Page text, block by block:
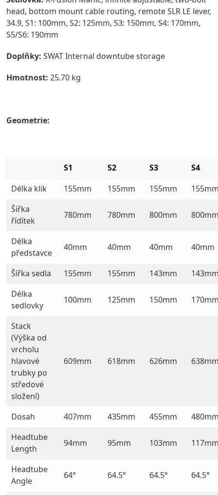
head, bottom mount cable routing, remote SLR LE lever,
34.9, S1: 100mm, S2: 125mm, S3: 150mm, S4: 170mm,
S5/S6: 190mm
Doplňky: SWAT Internal downtube storage
Hmotnost: 25.70 kg
Geometrie:
S1 S2 S3
S4
Délka klik
155mm 155mm 155mm
Šířka
řídítek
780mm 780mm 800mm
Délka
představce
40mm 40mm 40mm 40mm
Šířka sedla 155mm 155mm 143mm
Délka
sedlovky
100mm 125mm 150mm
Stack
(Výška od
vrcholu
hlavové
trubky po
středové
složení)
609mm 618mm 626mm
Dosah 407mm 435mm 455mm
Headtube
Length
94mm 95mm 103mm
Headtube
Angle
64° 64.5° 64.5° 64.5°